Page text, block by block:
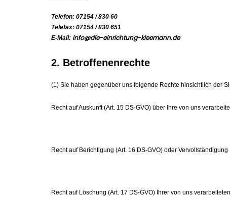
Telefon: 07154 / 830 60
Telefax: 07154 / 830 651
E-Mail: info@die-einrichtung-kleemann.de
2. Betroffenenrechte
(1) Sie haben gegenüber uns folgende Rechte hinsichtlich der
Recht auf Auskunft (Art. 15 DS-GVO) über Ihre von uns
Recht auf Berichtigung (Art. 16 DS-GVO) oder
Recht auf Löschung (Art. 17 DS-GVO) Ihrer von uns